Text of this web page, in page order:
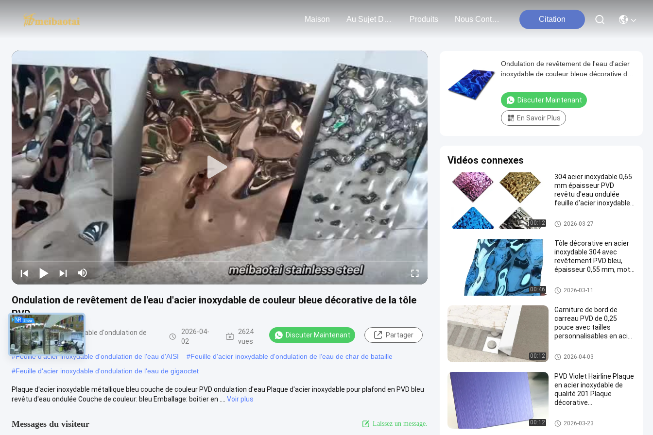
Maison Au Sujet De Nous Produits Nous Contacter Citation
Ondulation de revêtement de l'eau d'acier inoxydable de couleur bleue décorative de la tôle
PVD
Feuille d'acier inoxydable d'ondulation de
l'eau
2026-04-
02
2624
vues
Discuter Maintenant Partager
#Feuille d'acier inoxydable d'ondulation de l'eau d'AISI #Feuille d'acier inoxydable d'ondulation de l'eau de char de bataille
#Feuille d'acier inoxydable d'ondulation de l'eau de gigaoctet
Plaque d'acier inoxydable métallique bleu couche de couleur PVD ondulation d'eau Plaque d'acier inoxydable pour plafond en PVD bleu
revêtu d'eau ondulée Couche de couleur: bleu Emballage: boîtier en ....
Voir plus
Messages du visiteur Laissez un message.
Ondulation de revêtement de l'eau d'acier
inoxydable de couleur bleue décorative de
Discuter Maintenant
En Savoir Plus
Vidéos connexes
00:12
304 acier inoxydable 0,65
mm épaisseur PVD
revêtu d'eau ondulée
feuille d'acier inoxydable
plafond
Feuille d'acier inoxydable d'on
dulation de l'eau
2026-03-27
00:46
Tôle décorative en acier
inoxydable 304 avec
revêtement PVD bleu,
épaisseur 0,55 mm, motif
Feuille d'acier inoxydable d'on
dulation de l'eau
2026-03-11
00:12
Garniture de bord de
carreau PVD de 0,25
pouce avec tailles
personnalisables en acier
garniture de carrelage en acier
inoxydable
2026-04-03
00:12
PVD Violet Hairline Plaque
en acier inoxydable de
qualité 201 Plaque
décorative
Feuille d'acier inoxydable de dé
lié
2026-03-23